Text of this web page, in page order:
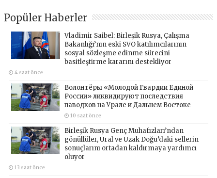
Popüler Haberler
Vladimir Saibel: Birleşik Rusya, Çalışma
Bakanlığı’nın eski SVO katılımcılarının
sosyal sözleşme edinme sürecini
basitleştirme kararını destekliyor
4 saat önce
Волонтёры «Молодой Гвардии Единой
России» ликвидируют последствия
паводков на Урале и Дальнем Востоке
10 saat önce
Birleşik Rusya Genç Muhafızları’ndan
gönüllüler, Ural ve Uzak Doğu’daki sellerin
sonuçlarını ortadan kaldırmaya yardımcı
oluyor
13 saat önce